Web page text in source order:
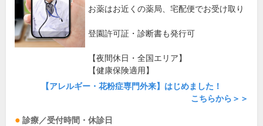
お薬はお近くの薬局、宅配便でお受け取り
登園許可証・診断書も発行可
【夜間休日・全国エリア】
【健康保険適用】
【アレルギー・花粉症専門外来】はじめました！
こちらから＞＞
診療／受付時間・休診日